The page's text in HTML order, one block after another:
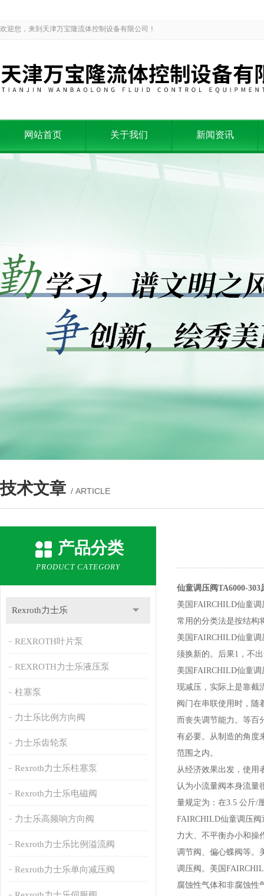
欢迎您，来到天津万宝隆流体控制设备有限公司！
网站首页 关于我们 新闻资讯
技术文章 / ARTICLE
产品分类
PRODUCT CATEGORY
Rexroth力士乐
REXROTH叶片泵
REXROTH力士乐液压泵
柱塞泵
力士乐比例方向阀
力士乐齿轮泵
Rexroth力士乐柱塞泵
Rexroth力士乐电磁阀
力士乐高频响方向阀
Rexroth力士乐比例溢流阀
Rexroth力士乐单向减压阀
仙童调压阀TA6000-303
美国FAIRCHILD仙童
常用的分类法是按结构
美国FAIRCHILD仙童
须换新的。后果1，不
美国FAIRCHILD仙童
现减压，实际上是靠截
阀门在串联使用时，随
而丧失调节能力。等百
有必要。从制造的角度
范围之内。
从经济效果出发，使用
认为小流量阀本身流量
量规定为：在3.5 公斤/
FAIRCHILD仙童调压
力大、不平衡办小和操
调节阀、偏心蝶阀等。
调压阀。 美国
腐蚀性气体和非腐蚀性